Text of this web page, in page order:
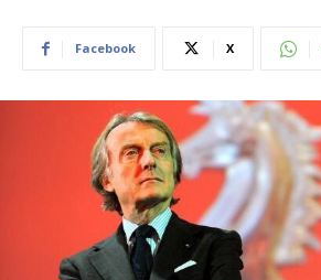
Facebook X